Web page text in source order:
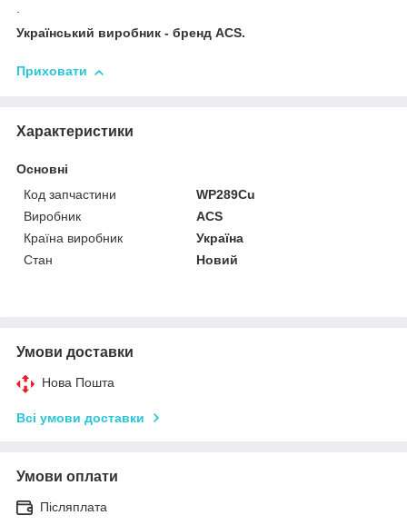
.
Український виробник - бренд ACS.
Приховати
Характеристики
Основні
Код запчастини
WP289Cu
Виробник
ACS
Країна виробник
Україна
Стан
Новий
Умови доставки
Нова Пошта
Всі умови доставки
Умови оплати
Післяплата